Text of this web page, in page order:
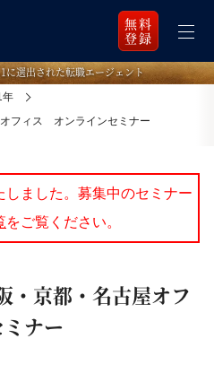
無料
登録
に選出された転職エージェント
年
フィス オンラインセミナー
ました。募集中のセミナー
をご覧ください。
・京都・名古屋オフ
ナー